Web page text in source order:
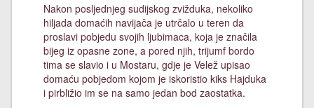
Nakon posljednjeg sudijskog zvižduka, nekoliko
hiljada domaćih navijača je utrčalo u teren da
proslavi pobjedu svojih ljubimaca, koja je značila
bijeg iz opasne zone, a pored njih, trijumf bordo
tima se slavio i u Mostaru, gdje je Velež upisao
domaću pobjedom kojom je iskoristio kiks Hajduka
i pirbližio im se na samo jedan bod zaostatka.